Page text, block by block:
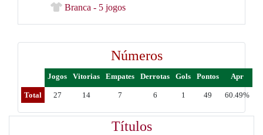
Branca - 5 jogos
Números
Jogos Vitorias Empates Derrotas Gols Pontos Apr
Total 27 14 7 6 1 49 60.49%
Títulos